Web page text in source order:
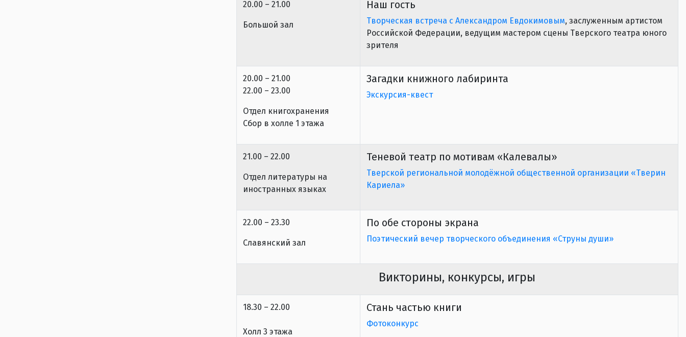
20.00 – 21.00
Большой зал
Наш гость
Творческая встреча с Александром Евдокимовым, заслуженным артистом
Российской Федерации, ведущим мастером сцены Тверского театра юного
зрителя
20.00 – 21.00
22.00 – 23.00
Отдел книгохранения
Сбор в холле 1 этажа
Загадки книжного лабиринта
Экскурсия-квест
21.00 – 22.00
Отдел литературы на
иностранных языках
Теневой театр по мотивам «Калевалы»
Тверской региональной молодёжной общественной организации «Тверин
Кариела»
22.00 – 23.30
Славянский зал
По обе стороны экрана
Поэтический вечер творческого объединения «Струны души»
Викторины, конкурсы, игры
18.30 – 22.00
Холл 3 этажа
Стань частью книги
Фотоконкурс